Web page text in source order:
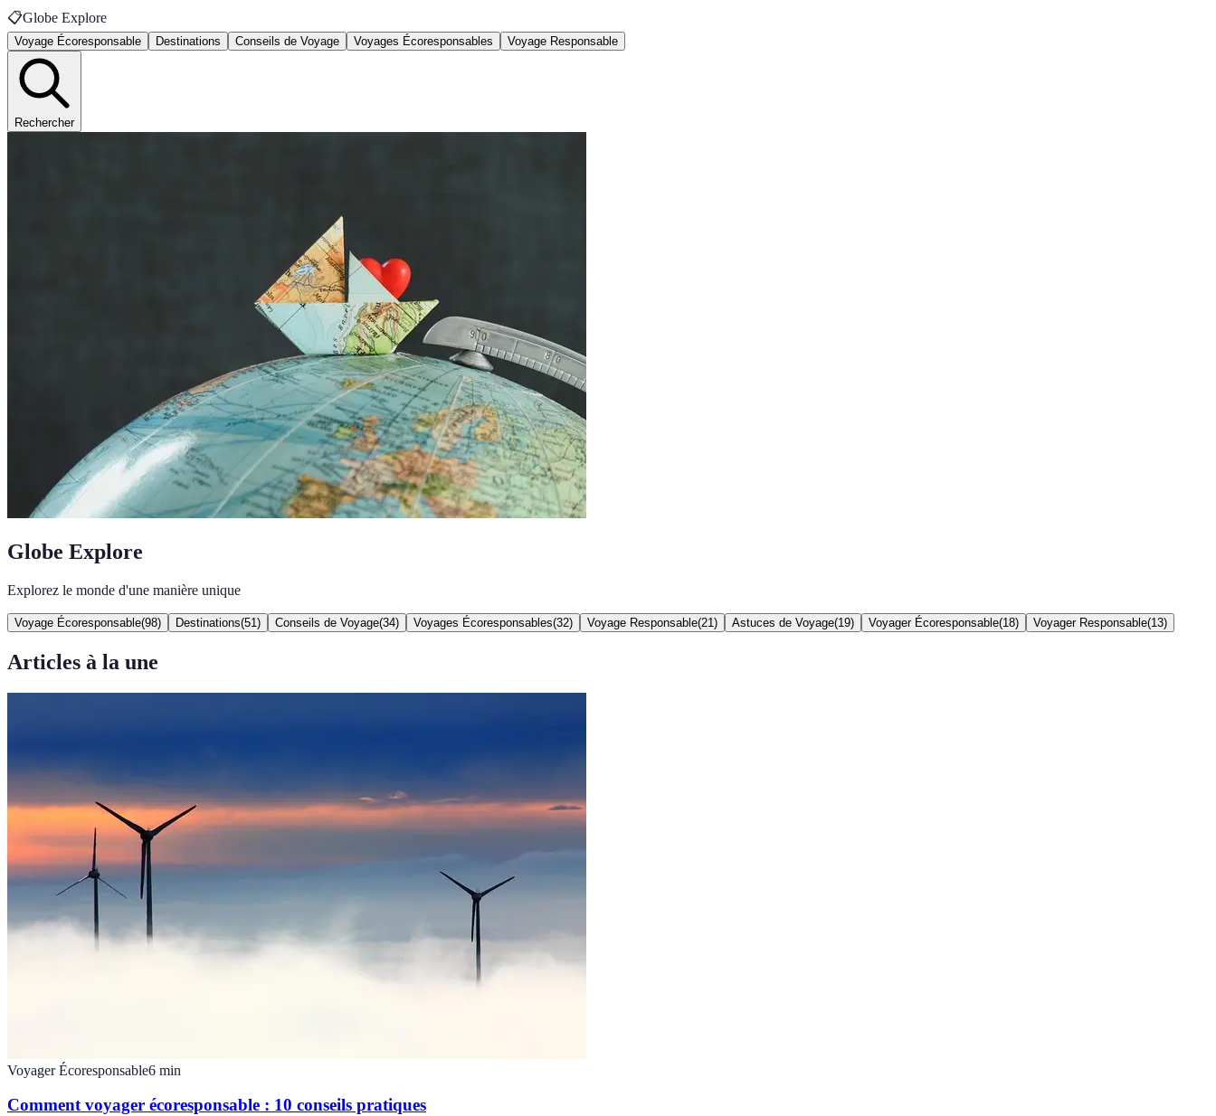
📋Globe Explore
Voyage Écoresponsable Destinations Conseils de Voyage Voyages Écoresponsables Voyage Responsable
Rechercher
Globe Explore
Explorez le monde d'une manière unique
Voyage Écoresponsable(98) Destinations(51 ) Conseils de Voyage(34) Voyages Écoresponsables(32) Voyage Responsable(21 ) Astuces de Voyage(19) Voyager Écoresponsable(18) Voyager Responsable(13)
Articles à la une
Voyager Écoresponsable6 min
Comment voyager écoresponsable : 10 conseils pratiques